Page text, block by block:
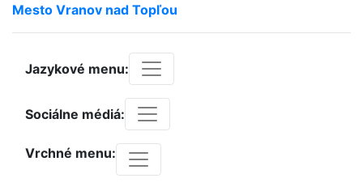
Mesto Vranov nad Topľou
Jazykové menu:
Sociálne médiá:
Vrchné menu: